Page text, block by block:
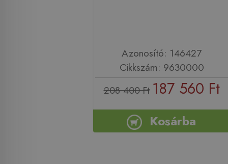
Azonosító: 146427
Cikkszám: 9630000
208 400 Ft 187 560 Ft
Kosárba